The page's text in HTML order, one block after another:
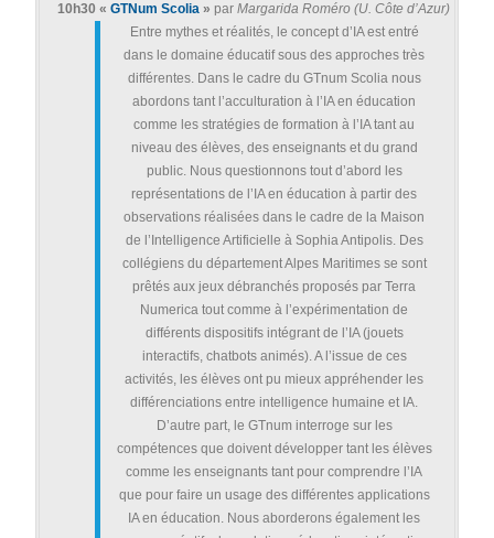
10h30 « GTNum Scolia» par Margarida Roméro (U. Côte d’Azur)
Entre mythes et réalités, le concept d’IA est entré
dans le domaine éducatif sous des approches très
différentes. Dans le cadre du GTnum Scolia nous
abordons tant l’acculturation à l’IA en éducation
comme les stratégies de formation à l’IA tant au
niveau des élèves, des enseignants et du grand
public. Nous questionnons tout d’abord les
représentations de l’IA en éducation à partir des
observations réalisées dans le cadre de la Maison
de l’Intelligence Artificielle à Sophia Antipolis. Des
collégiens du département Alpes Maritimes se sont
prêtés aux jeux débranchés proposés par Terra
Numerica tout comme à l’expérimentation de
différents dispositifs intégrant de l’IA (jouets
interactifs, chatbots animés). A l’issue de ces
activités, les élèves ont pu mieux appréhender les
différenciations entre intelligence humaine et IA.
D’autre part, le GTnum interroge sur les
compétences que doivent développer tant les élèves
comme les enseignants tant pour comprendre l’IA
que pour faire un usage des différentes applications
IA en éducation. Nous aborderons également les